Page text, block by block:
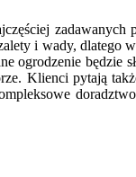
zadawanych
i wady, dlatego
ogrodzenie będzie
Klienci pytają